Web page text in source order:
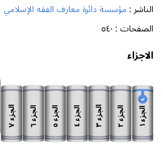
الناشر : مؤسسة دائرة معارف الفقه الإسلامي
الصفحات : ٥٤٠
الاجزاء
الجزء
١
الجزء
٢
الجزء
٣
الجزء
٤
الجزء
٥
الجزء
٦
الجزء
٧